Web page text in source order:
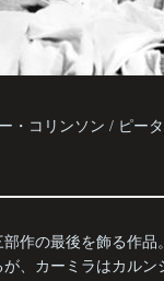
・コリンソン / ピー
作の最後を飾る作
、カーミラはカル